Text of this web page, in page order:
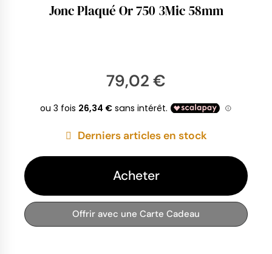
Jonc Plaqué Or 750 3Mic 58mm
79,02 €
Derniers articles en stock
Acheter
Offrir avec une Carte Cadeau